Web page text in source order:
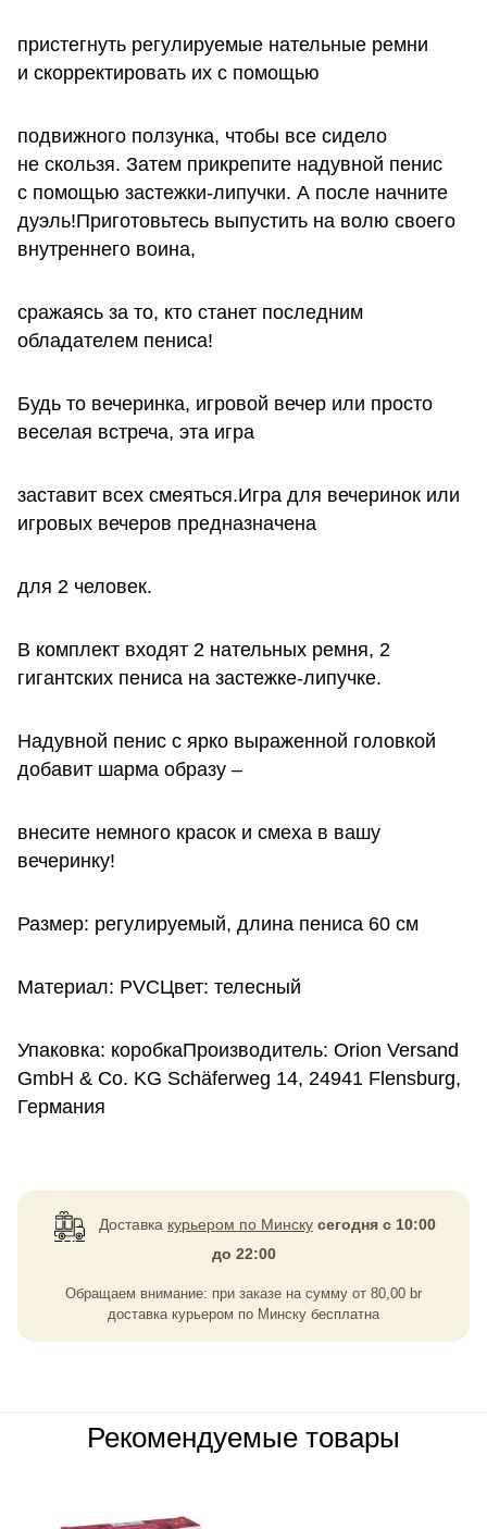
пристегнуть регулируемые нательные ремни
и скорректировать их с помощью
подвижного ползунка, чтобы все сидело
не скользя. Затем прикрепите надувной пенис
с помощью застежки-липучки. А после начните
дуэль!Приготовьтесь выпустить на волю своего
внутреннего воина,
сражаясь за то, кто станет последним
обладателем пениса!
Будь то вечеринка, игровой вечер или просто
веселая встреча, эта игра
заставит всех смеяться.Игра для вечеринок или
игровых вечеров предназначена
для 2 человек.
В комплект входят 2 нательных ремня, 2
гигантских пениса на застежке-липучке.
Надувной пенис с ярко выраженной головкой
добавит шарма образу –
внесите немного красок и смеха в вашу
вечеринку!
Размер: регулируемый, длина пениса 60 см
Материал: PVCЦвет: телесный
Упаковка: коробкаПроизводитель: Orion Versand
GmbH & Co. KG Schäferweg 14, 24941 Flensburg,
Германия
Доставка курьером по Минску сегодня с 10:00
до 22:00
Обращаем внимание: при заказе на сумму от 80,00 br
доставка курьером по Минску бесплатна
Рекомендуемые товары